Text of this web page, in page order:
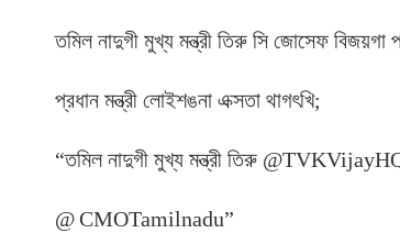
তমিল নাদুগী মুখ্য মন্ত্রী তিরু সি জোসেফ বিজয়গা
প্রধান মন্ত্রী লোইশঙনা এক্সতা থাগৎখি;
“তমিল নাদুগী মুখ্য মন্ত্রী তিরু
@CMOTamilnadu”